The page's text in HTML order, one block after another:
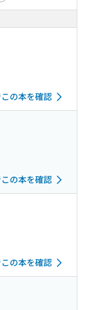
の本を確認
の本を確認
の本を確認